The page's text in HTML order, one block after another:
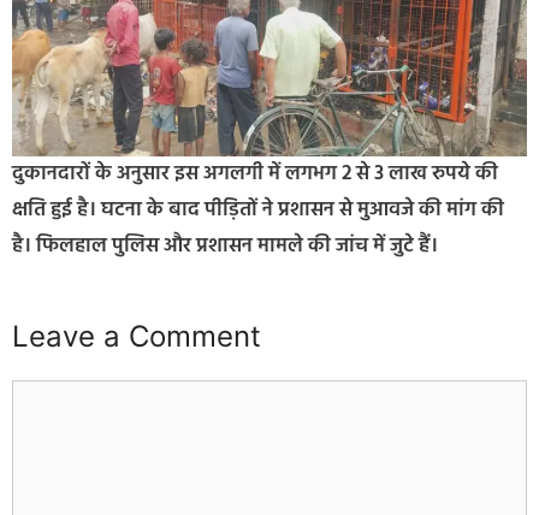
दुकानदारों के अनुसार इस अगलगी में लगभग 2 से 3 लाख रुपये की
क्षति हुई है। घटना के बाद पीड़ितों ने प्रशासन से मुआवजे की मांग की
है। फिलहाल पुलिस और प्रशासन मामले की जांच में जुटे हैं।
Leave a Comment